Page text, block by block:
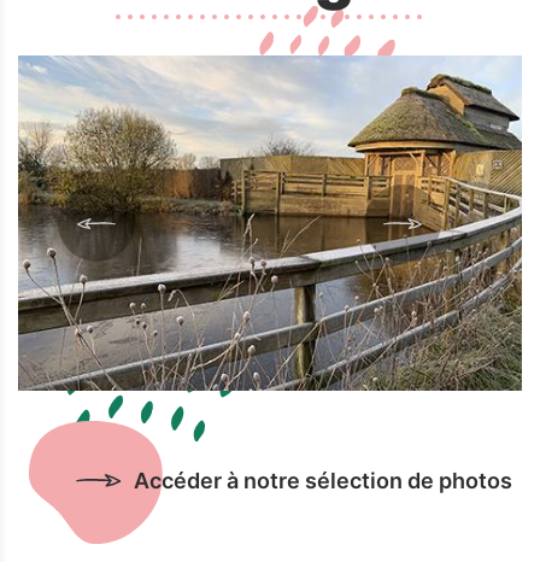
Accéder à notre sélection de photos